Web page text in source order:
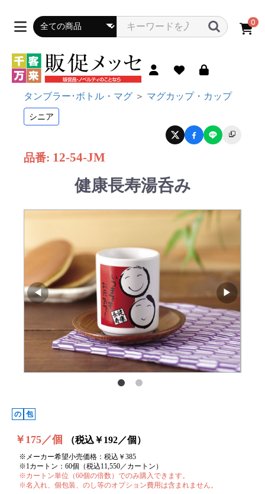
0
タンブラー･ボトル・マグ ＞ マグカップ・カップ
シニア
品番: 12-54-JM
健康長寿湯呑み
の 包
￥175／個 （税込￥192／個）
※メーカー希望小売価格：税込￥385
※1カートン：60個（税込11,550／カートン）
※カートン単位（60個の倍数）でのみ購入できます。
※名入れ、個包装、のし等のオプション費用は含まれません。